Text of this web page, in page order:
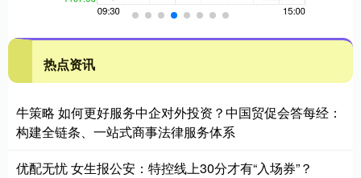
热点资讯
牛策略 如何更好服务中企对外投资？中国贸促会答每经：
构建全链条、一站式商事法律服务体系
优配无忧 女生报公安：特控线上30分才有“入场券”？